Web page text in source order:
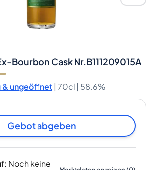
Bourbon Cask Nr.B111209015A
& ungeöffnet | 70cl | 58.6%
Gebot abgeben
: Noch keine